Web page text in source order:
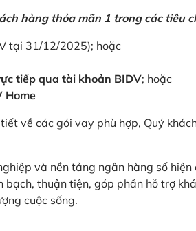
hàng thỏa mãn 1 trong các tiêu
tại 31/12/2025); hoặc
tiếp qua tài khoản BIDV; hoặc
Home
về các gói vay phù hợp, Quý
và nền tảng ngân hàng số hiện
thuận tiện, góp phần hỗ trợ
cuộc sống.